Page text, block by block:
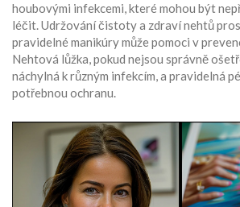
houbovými infekcemi, které mohou být
léčit. Udržování čistoty a zdraví nehtů
pravidelné manikúry může pomoci v
Nehtová lůžka, pokud nejsou správně
náchylná k různým infekcím, a pravidelná
potřebnou ochranu.